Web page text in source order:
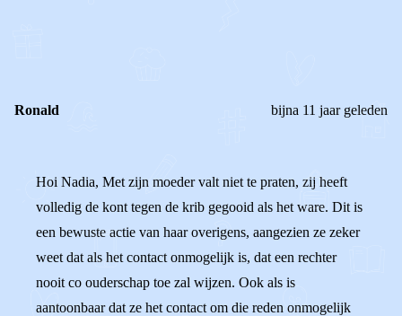
Ronald bijna 11 jaar geleden
Hoi Nadia, Met zijn moeder valt niet te praten, zij heeft
volledig de kont tegen de krib gegooid als het ware. Dit is
een bewuste actie van haar overigens, aangezien ze zeker
weet dat als het contact onmogelijk is, dat een rechter
nooit co ouderschap toe zal wijzen. Ook als is
aantoonbaar dat ze het contact om die reden onmogelijk